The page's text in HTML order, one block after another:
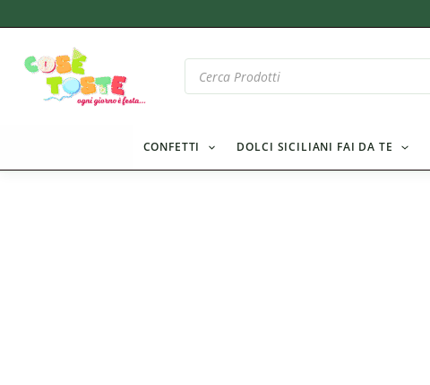
al
contenuto
Products
search
CONFETTI DOLCI SICILIANI FAI DA TE